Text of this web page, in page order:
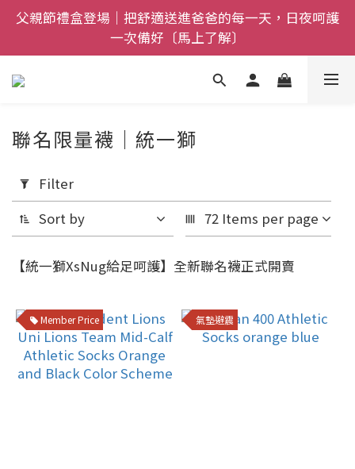
全館$800免運｜任搭８折起｜滿額再送新品-悠哉斑馬
襪〔立即了解〕
父親節禮盒登場｜把舒適送進爸爸的每一天，日夜呵護
一次備好〔馬上了解〕
全館$800免運｜任搭８折起｜滿額再送新品-悠哉斑馬
襪〔立即了解〕
Filter
(0/20)
Range
~
聯名限量襪｜統一獅
Filter
Sort by
72 Items per page
【統一獅XsNug給足呵護】全新聯名襪正式開賣
Member Price 氣墊避震